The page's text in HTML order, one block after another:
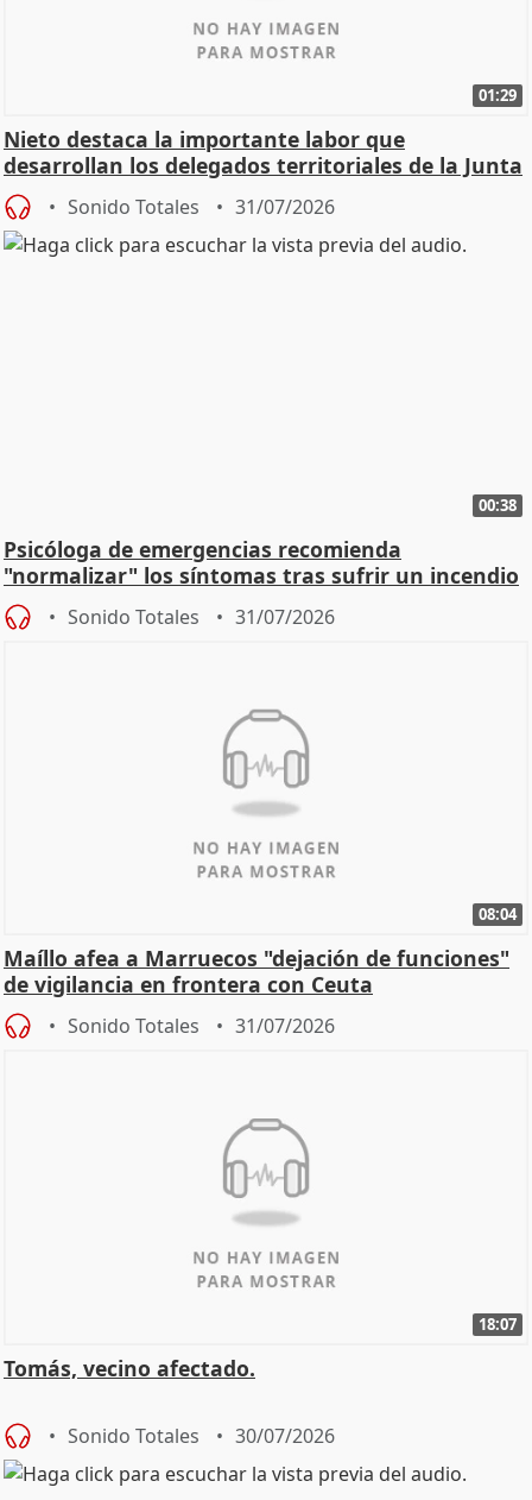
01:29
Nieto destaca la importante labor que
desarrollan los delegados territoriales de la Junta
Sonido Totales 31/07/2026
00:38
Psicóloga de emergencias recomienda
"normalizar" los síntomas tras sufrir un incendio
Sonido Totales 31/07/2026
08:04
Maíllo afea a Marruecos "dejación de funciones"
de vigilancia en frontera con Ceuta
Sonido Totales 31/07/2026
18:07
Tomás, vecino afectado.
Sonido Totales 30/07/2026